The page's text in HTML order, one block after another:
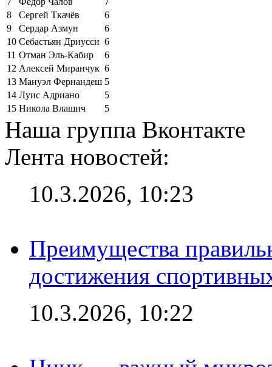
8
Сергей Ткачёв
6
9
Сердар Азмун
6
10 Себастьян Дриусси 6
11 Отман Эль-Кабир
6
12 Алексей Миранчук 6
13 Мануэл Фернандеш 5
14 Луис Адриано
5
15 Никола Влашич 5
Наша группа Вконтакте
Лента новостей:
10.3.2026, 10:23
Преимущества
достижения
10.3.2026, 10:22